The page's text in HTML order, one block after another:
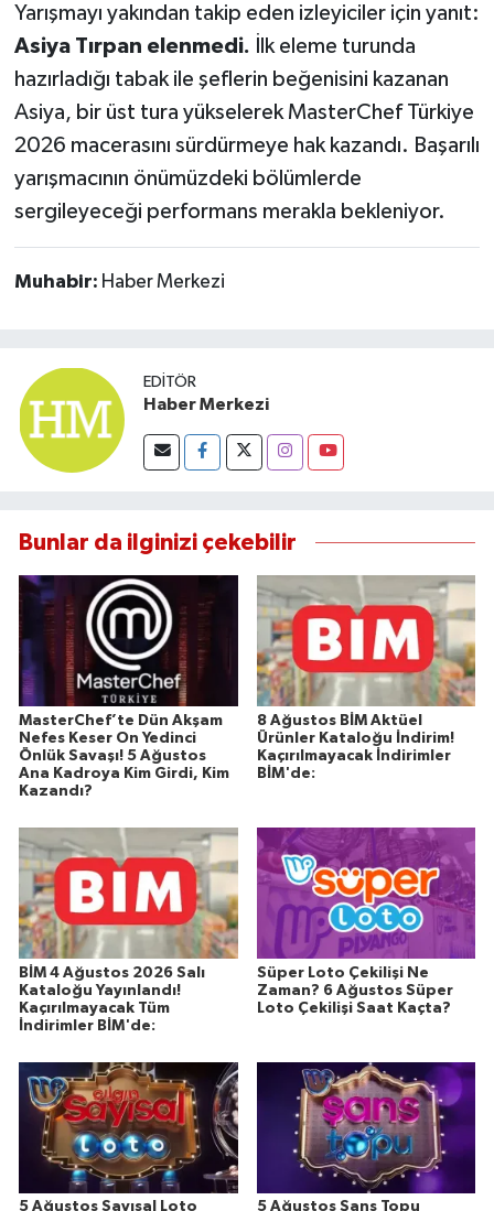
Yarışmayı yakından takip eden izleyiciler için yanıt:
Asiya Tırpan elenmedi. İlk eleme turunda
hazırladığı tabak ile şeflerin beğenisini kazanan
Asiya, bir üst tura yükselerek MasterChef Türkiye
2026 macerasını sürdürmeye hak kazandı. Başarılı
yarışmacının önümüzdeki bölümlerde
sergileyeceği performans merakla bekleniyor.
Muhabir: Haber Merkezi
EDITÖR
Haber Merkezi
Bunlar da ilginizi çekebilir
MasterChef’te Dün Akşam
Nefes Keser On Yedinci
Önlük Savaşı! 5 Ağustos
Ana Kadroya Kim Girdi, Kim
Kazandı?
8 Ağustos BİM Aktüel
Ürünler Kataloğu İndirim!
Kaçırılmayacak İndirimler
BİM'de:
BİM 4 Ağustos 2026 Salı
Kataloğu Yayınlandı!
Kaçırılmayacak Tüm
İndirimler BİM'de:
Süper Loto Çekilişi Ne
Zaman? 6 Ağustos Süper
Loto Çekilişi Saat Kaçta?
5 Ağustos Sayısal Loto 5 Ağustos Şans Topu
SİYASET
Sındırgı
SÜRMANŞET
Susurluk
Trend
TÜRKİYE
YAŞAM